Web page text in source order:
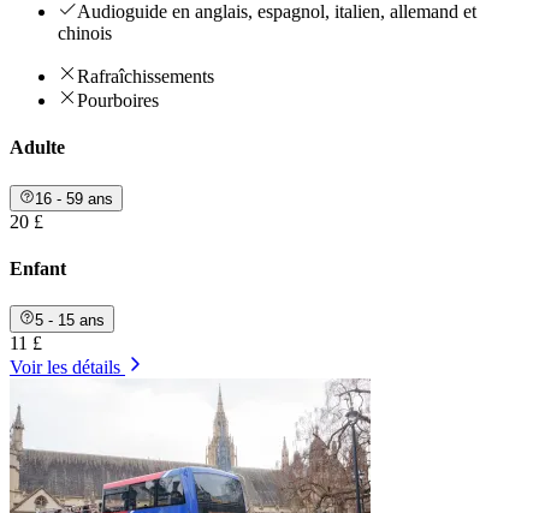
Audioguide en anglais, espagnol, italien, allemand et
chinois
Rafraîchissements
Pourboires
Adulte
16 - 59 ans
20 £
Enfant
5 - 15 ans
11 £
Voir les détails